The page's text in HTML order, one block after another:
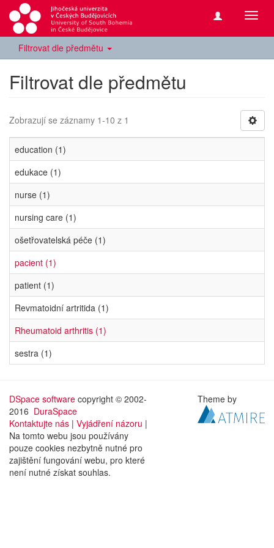
Filtrovat dle předmětu
Filtrovat dle předmětu
Zobrazují se záznamy 1-10 z 1
education (1)
edukace (1)
nurse (1)
nursing care (1)
ošetřovatelská péče (1)
pacient (1)
patient (1)
Revmatoidní artritida (1)
Rheumatoid arthritis (1)
sestra (1)
DSpace software copyright © 2002-
2016 DuraSpace
Kontaktujte nás | Vyjádření názoru |
Na tomto webu jsou používány
pouze cookies nezbytně nutné pro
zajištění fungování webu, pro které
není nutné získat souhlas.
Theme by